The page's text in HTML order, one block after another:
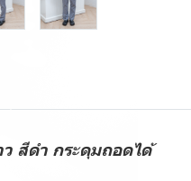
สีดำ กระดุมถอดได้